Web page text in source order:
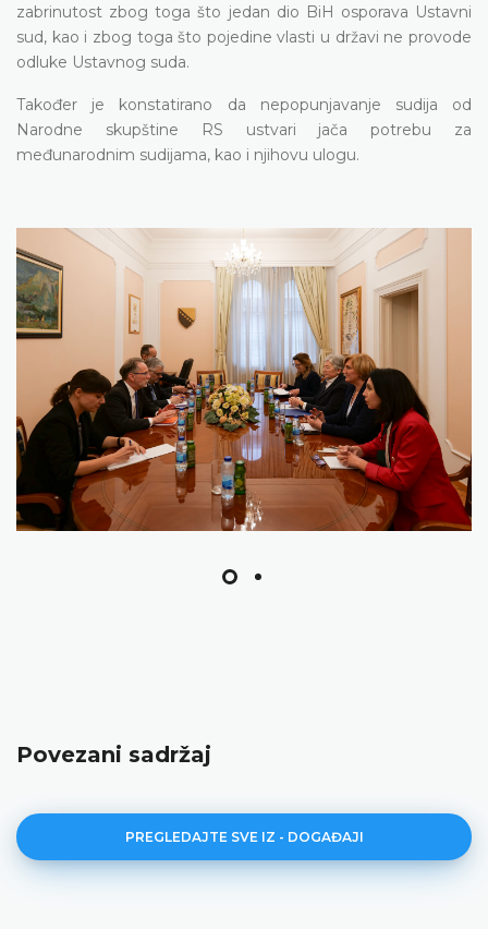
zabrinutost zbog toga što jedan dio BiH osporava Ustavni
sud, kao i zbog toga što pojedine vlasti u državi ne provode
odluke Ustavnog suda.
Također je konstatirano da nepopunjavanje sudija od
Narodne skupštine RS ustvari jača potrebu za
međunarodnim sudijama, kao i njihovu ulogu.
Povezani sadržaj
PREGLEDAJTE SVE IZ - DOGAĐAJI